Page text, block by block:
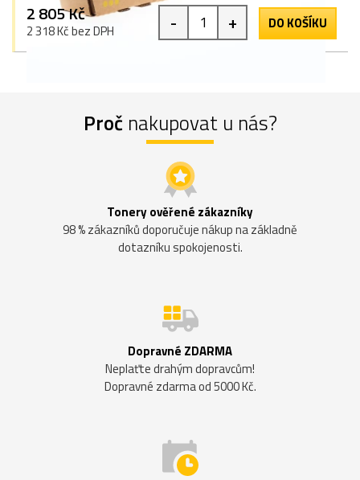
2 805 Kč
2 318 Kč bez DPH - + DO KOŠÍKU
Proč nakupovat u nás?
Tonery ověřené zákazníky
98 % zákazníků doporučuje nákup na základně
dotazníku spokojenosti.
Dopravné ZDARMA
Neplaťte drahým dopravcům!
Dopravné zdarma od 5000 Kč.